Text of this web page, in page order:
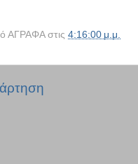
ΑΓΡΑΦΑ στις 4:16:00 μ.μ.